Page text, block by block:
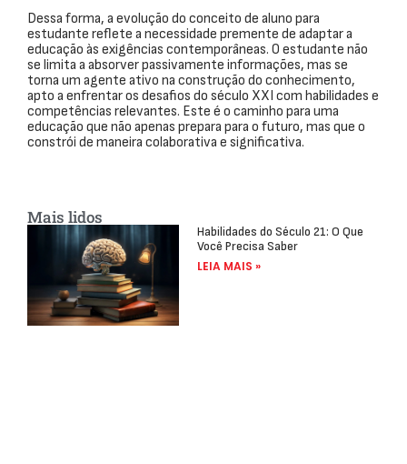
Dessa forma, a evolução do conceito de aluno para
estudante reflete a necessidade premente de adaptar a
educação às exigências contemporâneas. O estudante não
se limita a absorver passivamente informações, mas se
torna um agente ativo na construção do conhecimento,
apto a enfrentar os desafios do século XXI com habilidades e
competências relevantes. Este é o caminho para uma
educação que não apenas prepara para o futuro, mas que o
constrói de maneira colaborativa e significativa.
Mais lidos
Habilidades do Século 21: O Que
Você Precisa Saber
LEIA MAIS »